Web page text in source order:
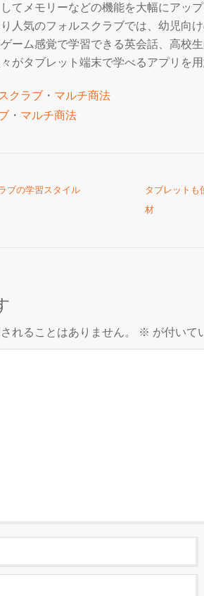
てメモリーなどの機能を大幅にアッ
人気のフォルスクラブでは、幼児向
ーム感覚で学習できる英会話、高校
がタブレット端末で学べるアプリを用
クラブ ・ マルチ商法
・ マルチ商法
ブの学習スタイル
タブレットも
材
れることはありません。 ※ が付いて